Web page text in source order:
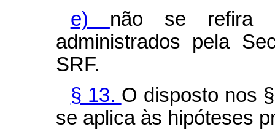
e) não se refira
administrados pela
SRF.
§ 13. O disposto nos
se aplica às hipóteses